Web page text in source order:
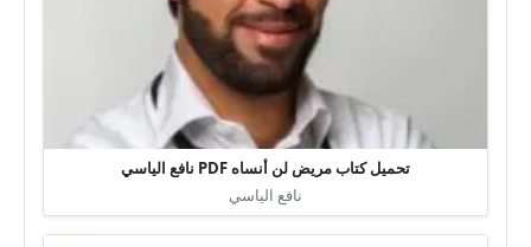
تحميل كتاب مريض لن أنساه PDF نافع الياسي
نافع الياسي